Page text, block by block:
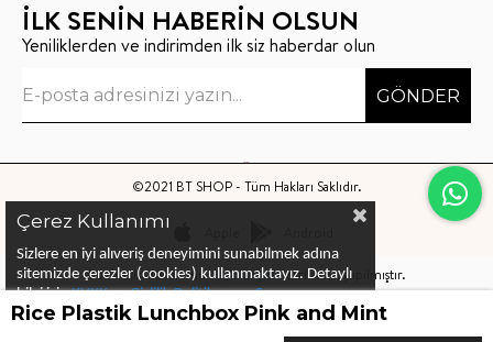
İLK SENİN HABERİN OLSUN
Yeniliklerden ve indirimden ilk siz haberdar olun
GÖNDER
©2021 BT SHOP - Tüm Hakları Saklıdır.
Bu sitenin kurulumuKeyo Digitaltarafından yapılmıştır.
Çerez Kullanımı
Sizlere en iyi alıveriş deneyimini sunabilmek adına
sitemizde çerezler (cookies) kullanmaktayız. Detaylı
bilgi için KVKK ve Gizlilik Politikası veÇerez
Politika larını inceleyebilirsiniz
Rice Plastik Lunchbox Pink and Mint